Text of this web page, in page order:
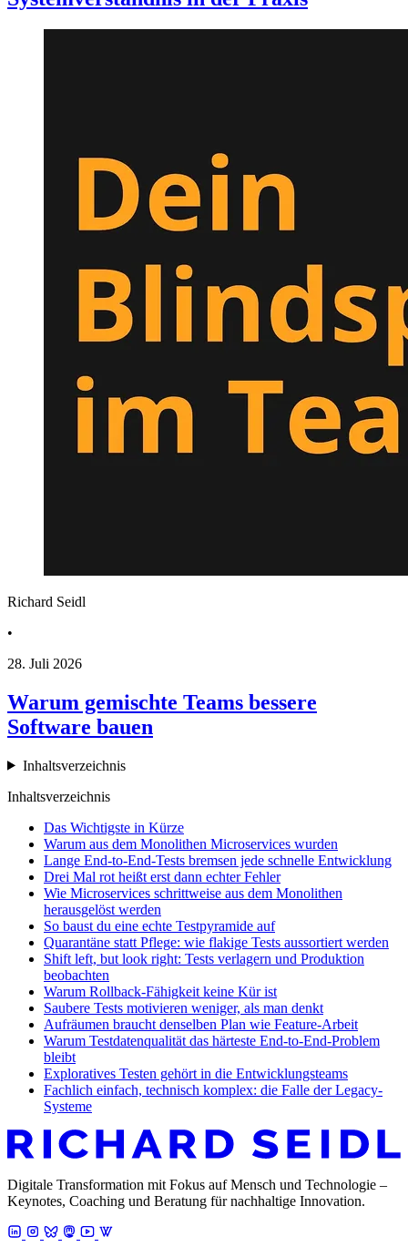
Richard Seidl
•
28. Juli 2026
Warum gemischte Teams bessere
Software bauen
Inhaltsverzeichnis
Inhaltsverzeichnis
Das Wichtigste in Kürze
Warum aus dem Monolithen Microservices wurden
Lange End-to-End-Tests bremsen jede schnelle Entwicklung
Drei Mal rot heißt erst dann echter Fehler
Wie Microservices schrittweise aus dem Monolithen
herausgelöst werden
So baust du eine echte Testpyramide auf
Quarantäne statt Pflege: wie flakige Tests aussortiert werden
Shift left, but look right: Tests verlagern und Produktion
beobachten
Warum Rollback-Fähigkeit keine Kür ist
Saubere Tests motivieren weniger, als man denkt
Aufräumen braucht denselben Plan wie Feature-Arbeit
Warum Testdatenqualität das härteste End-to-End-Problem
bleibt
Exploratives Testen gehört in die Entwicklungsteams
Fachlich einfach, technisch komplex: die Falle der Legacy-
Systeme
Digitale Transformation mit Fokus auf Mensch und Technologie –
Keynotes, Coaching und Beratung für nachhaltige Innovation.